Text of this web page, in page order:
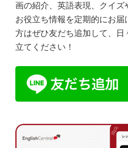
画の紹介、英語表現、クイ
お役立ち情報を定期的にお届
方はぜひ友だち追加して、日
立てください！